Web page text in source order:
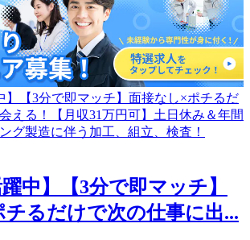
躍中】【3分で即マッチ】
チるだけで次の仕事に出...